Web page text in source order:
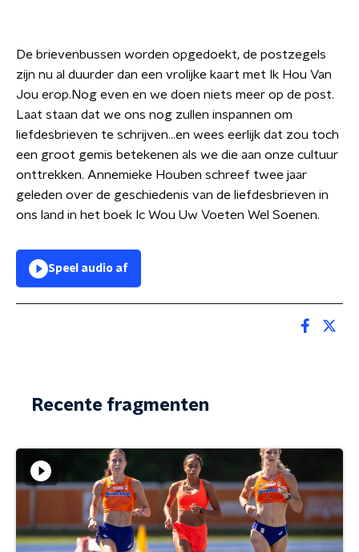
De brievenbussen worden opgedoekt, de postzegels
zijn nu al duurder dan een vrolijke kaart met Ik Hou Van
Jou erop.Nog even en we doen niets meer op de post.
Laat staan dat we ons nog zullen inspannen om
liefdesbrieven te schrijven...en wees eerlijk dat zou toch
een groot gemis betekenen als we die aan onze cultuur
onttrekken. Annemieke Houben schreef twee jaar
geleden over de geschiedenis van de liefdesbrieven in
ons land in het boek Ic Wou Uw Voeten Wel Soenen.
Speel audio af
Recente fragmenten